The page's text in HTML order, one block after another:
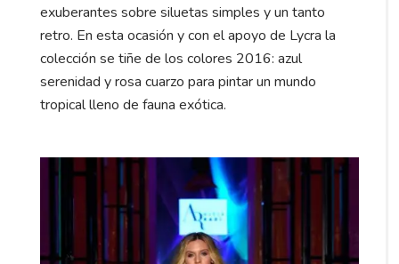
exuberantes sobre siluetas simples y un tanto
retro. En esta ocasión y con el apoyo de Lycra la
colección se tiñe de los colores 2016: azul
serenidad y rosa cuarzo para pintar un mundo
tropical lleno de fauna exótica.